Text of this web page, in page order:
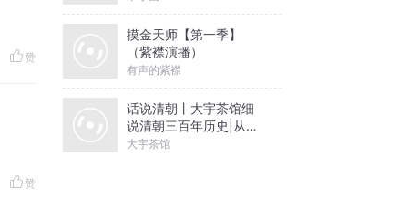
赞
赞
摸金天师【第一季】
（紫襟演播）
有声的紫襟
话说清朝丨大宇茶馆细
说清朝三百年历史|从努
尔哈赤到末代皇帝溥仪|
大宇茶馆